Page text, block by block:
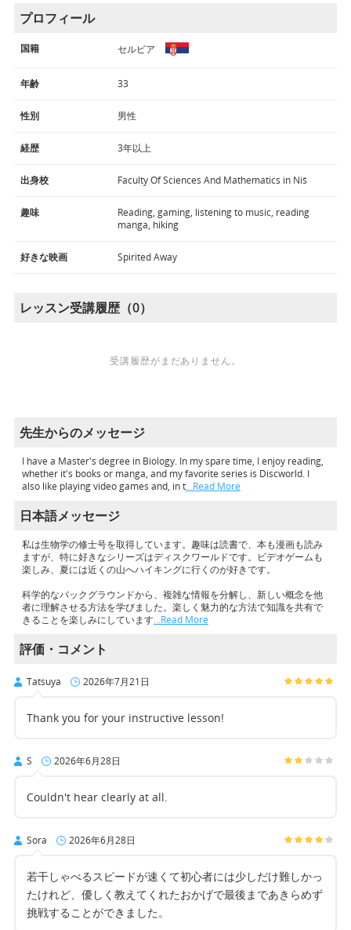
プロフィール
国籍 セルビア
年齢 33
性別 男性
経歴 3年以上
出身校 Faculty Of Sciences And Mathematics in Niš
趣味
Reading, gaming, listening to music, reading
manga, hiking
好きな映画 Spirited Away
レッスン受講履歴（0）
受講履歴がまだありません。
先生からのメッセージ
I have a Master's degree in Biology. In my spare time, I enjoy reading,
whether it's books or manga, and my favorite series is Discworld. I
also like playing video games and, in t…Read More
日本語メッセージ
私は生物学の修士号を取得しています。趣味は読書で、本も漫画も読み
ますが、特に好きなシリーズはディスクワールドです。ビデオゲームも
楽しみ、夏には近くの山へハイキングに行くのが好きです。
科学的なバックグラウンドから、複雑な情報を分解し、新しい概念を他
者に理解させる方法を学びました。楽しく魅力的な方法で知識を共有で
きることを楽しみにしています…Read More
評価・コメント
Tatsuya 2026年7月21日
Thank you for your instructive lesson!
S 2026年6月28日
Couldn't hear clearly at all.
Sora 2026年6月28日
若干しゃべるスピードが速くて初心者には少しだけ難しかっ
たけれど、優しく教えてくれたおかげで最後まであきらめず
挑戦することができました。